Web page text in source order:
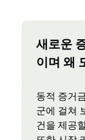
새로운
이며 왜
동적 증거
군에 걸쳐
건을 제공